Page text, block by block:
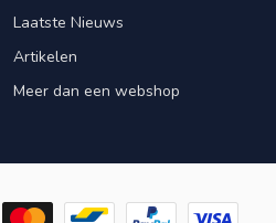
Laatste Nieuws
Artikelen
Meer dan een webshop